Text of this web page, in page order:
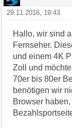
29.11.2016, 19:43
Hallo, wir sind
Fernseher.
und einem 4K
Zoll und
70er bis 80er
benötigen wir
Browser